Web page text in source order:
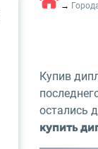
→
Купив
остались
купить